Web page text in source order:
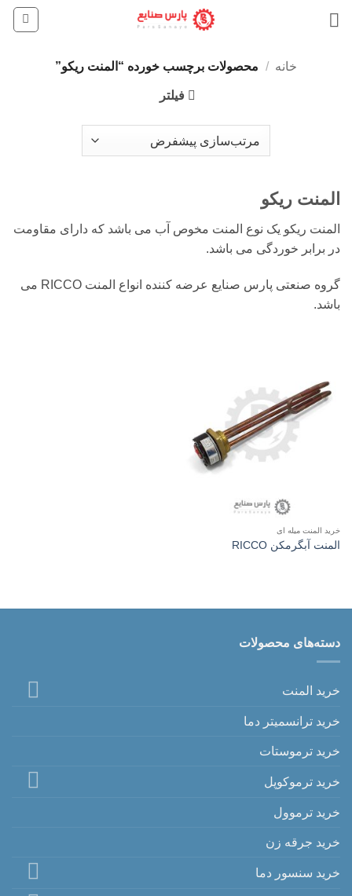
خانه / محصولات برچسب خورده “المنت ریکو”
فیلتر
المنت ریکو
المنت ریکو یک نوع المنت مخوص آب می باشد که دارای مقاومت
در برابر خوردگی می باشد.
گروه صنعتی پارس صنایع عرضه کننده انواع المنت RICCO می
باشد.
خرید المنت میله ای
المنت آبگرمکن RICCO
دسته‌های محصولات
خرید المنت
خرید ترانسمیتر دما
خرید ترموستات
خرید ترموکوپل
خرید ترموول
خرید جرقه زن
خرید سنسور دما